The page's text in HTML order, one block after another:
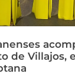
de Villajos,